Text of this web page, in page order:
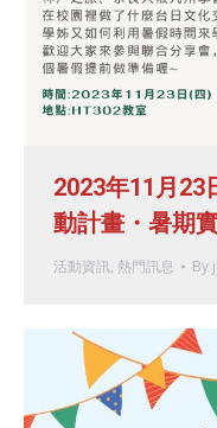
2023年11月23
動計畫・暑期
活動資訊, 熱門訊息 By